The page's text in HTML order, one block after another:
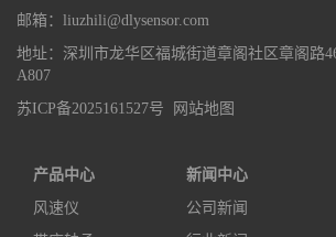
邮箱：liuzhili@dlysensor.com
地址：深圳市龙华区福城街道章阁社区章阁路
A807
苏ICP备2025161527号
网站地图
产品中心
风速仪
新闻中心
公司新闻